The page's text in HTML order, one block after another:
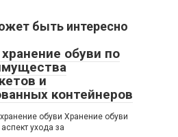
быть интересно
обуви по
и
контейнеров
обуви Хранение обуви
ухода за